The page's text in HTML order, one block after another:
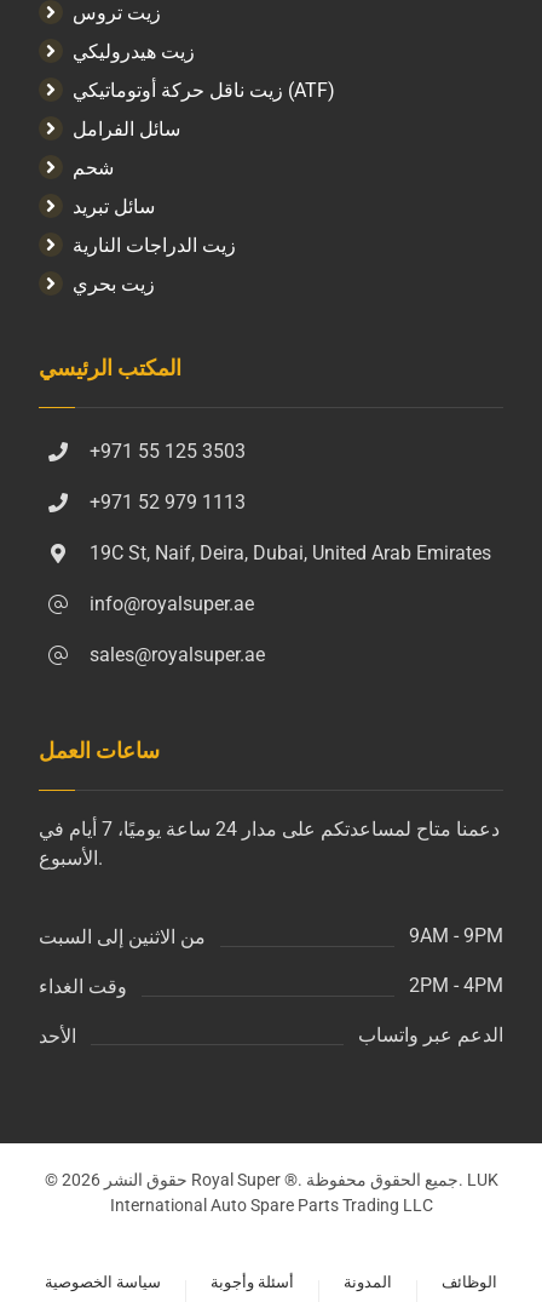
زيت تروس
زيت هيدروليكي
زيت ناقل حركة أوتوماتيكي (ATF)
سائل الفرامل
شحم
سائل تبريد
زيت الدراجات النارية
زيت بحري
المكتب الرئيسي
+971 55 125 3503
+971 52 979 1113
19C St, Naif, Deira, Dubai, United Arab Emirates
info@royalsuper.ae
sales@royalsuper.ae
ساعات العمل
دعمنا متاح لمساعدتكم على مدار 24 ساعة يوميًا، 7 أيام في
الأسبوع.
من الاثنين إلى السبت 9AM - 9PM
وقت الغداء 2PM - 4PM
الأحد الدعم عبر واتساب
© حقوق النشر 2026 Royal Super ®. جميع الحقوق محفوظة. LUK
International Auto Spare Parts Trading LLC
سياسة الخصوصية أسئلة وأجوبة المدونة الوظائف